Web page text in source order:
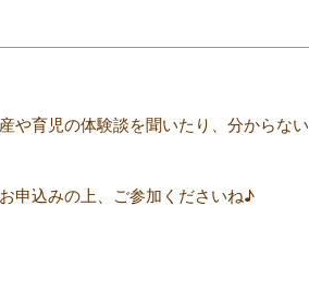
や育児の体験談を聞いたり、分からない
申込みの上、ご参加くださいね♪